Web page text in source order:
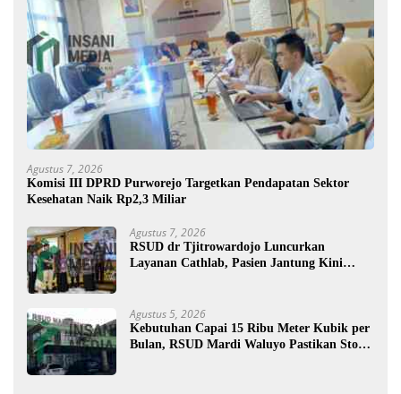
Agustus 7, 2026
Komisi III DPRD Purworejo Targetkan Pendapatan Sektor
Kesehatan Naik Rp2,3 Miliar
Agustus 7, 2026
RSUD dr Tjitrowardojo Luncurkan
Layanan Cathlab, Pasien Jantung Kini
Agustus 5, 2026
Kebutuhan Capai 15 Ribu Meter Kubik per
Bulan, RSUD Mardi Waluyo Pastikan Stok